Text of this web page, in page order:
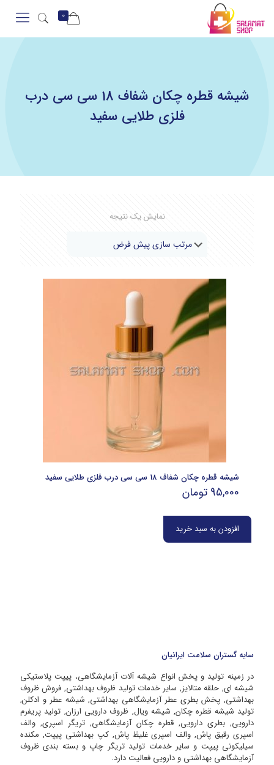
0
شیشه قطره چکان شفاف 18 سی سی درب
فلزی طلایی سفید
نمایش یک نتیجه
شیشه قطره چکان شفاف 18 سی سی درب فلزی طلایی سفید
95,000 تومان
افزودن به سبد خرید
سایه گستران سلامت ایرانیان
در زمینه تولید و پخش انواع شیشه آلات آزمایشگاهی، پیپت پلاستیکی
شیشه ای, حلقه متالایز, سایر خدمات تولید ظروف بهداشتی, فروش ظروف
بهداشتی, پخش بطری عطر آزمایشگاهی بهداشتی, شیشه عطر و ادکلن,
تولید شیشه قطره چکان, شیشه ویال, ظروف دارویی ارزان, تولید پریفرم
دارویی, بطری دارویی, قطره چکان آزمایشگاهی, تریگر اسپری, والف
اسپری رقیق پاش, والف اسپری غلیظ پاش, کپ بهداشتی پیپت, مکنده
سیلیکونی پیپت و سایر خدمات تولید تریگر چاپ و بسته بندی ظروف
آزمایشگاهی بهداشتی و دارویی فعالیت دارد.